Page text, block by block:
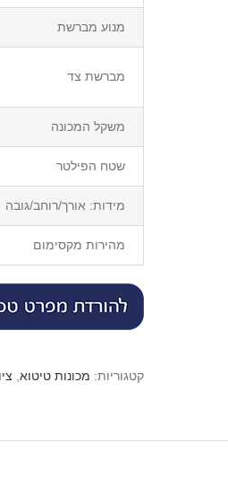
מנוע מברשת
מברשת צד
משקל המכונה
שטח הפילטר
מידות: אורך/רוחב/גובה
מהירות מקסימום
קטגוריות: מכונות טיטוא